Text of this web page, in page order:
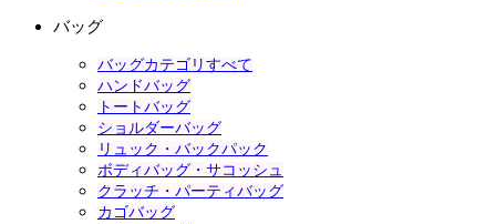
バッグ
バッグカテゴリすべて
ハンドバッグ
トートバッグ
ショルダーバッグ
リュック・バックパック
ボディバッグ・サコッシュ
クラッチ・パーティバッグ
カゴバッグ